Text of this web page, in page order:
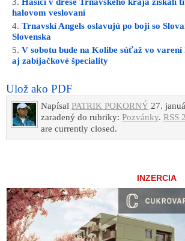
halovom veslovaní
Trnavskí Angels oslavujú po boji so
Slovenska
V sobotu bude na Kolibe súťaž vo
aj zabíjačkové špeciality
Ulož ako PDF
Napísal PATRIK POKORNÝ 27.
zaradený do rubriky: Pozvánky. RSS
are currently closed.
INZERCIA